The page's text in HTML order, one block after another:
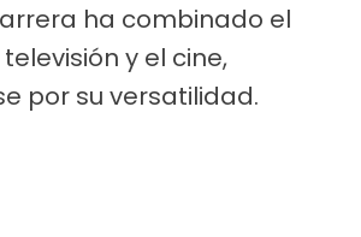
ha combinado el
y el cine,
por su versatilidad.